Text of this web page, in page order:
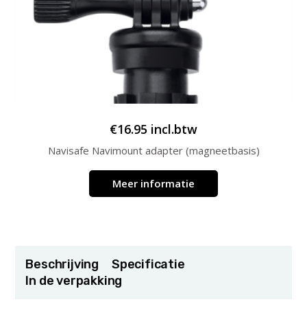
€16.95 incl.btw
Navisafe Navimount adapter (magneetbasis)
Meer informatie
Beschrijving
Specificatie
In de verpakking